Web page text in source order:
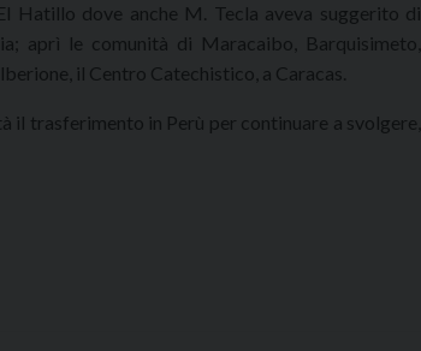
Hatillo dove anche M. Tecla aveva suggerito di
aprì le comunità di Maracaibo, Barquisimeto,
il Centro Catechistico, a Caracas.
il trasferimento in Perù per continuare a svolgere,